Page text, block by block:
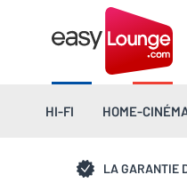
HI-FI HOME-
LA GARANTIE